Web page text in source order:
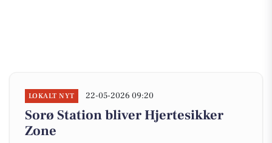
LOKALT NYT 22-05-2026 09:20
Sorø Station bliver Hjertesikker
Zone